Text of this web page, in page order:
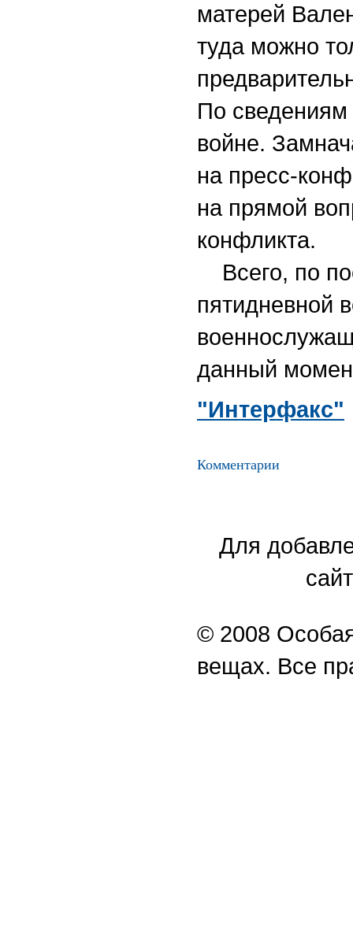
матерей
туда можно
По сведениям
войне.
на пресс-
на прямой
конфликта.
Всего, по
пятидневной
данный
"Интерфакс"
Комментарии
Для
© 2008
вещах. Все